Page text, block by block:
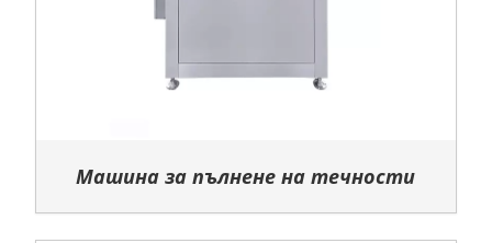
Машина за пълнене на течности